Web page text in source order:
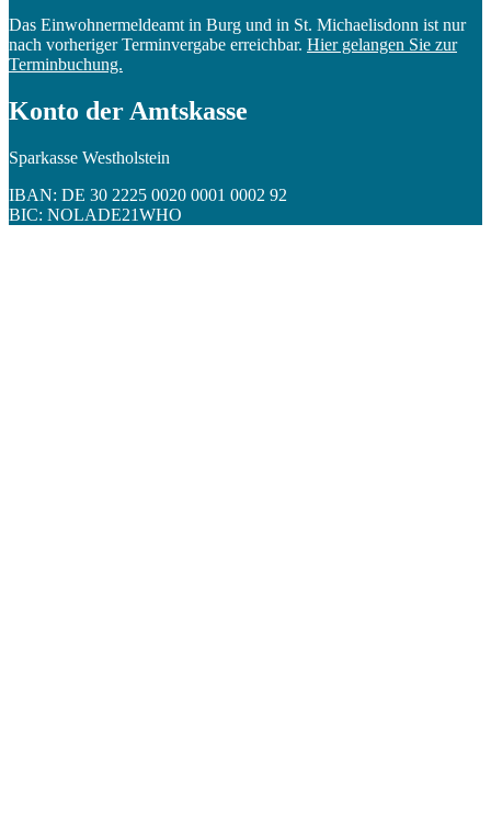
Das Einwohnermeldeamt in Burg und in St. Michaelisdonn ist nur
nach vorheriger Terminvergabe erreichbar. Hier gelangen Sie zur
Terminbuchung.
Konto der Amtskasse
Sparkasse Westholstein
IBAN: DE 30 2225 0020 0001 0002 92
BIC: NOLADE21WHO